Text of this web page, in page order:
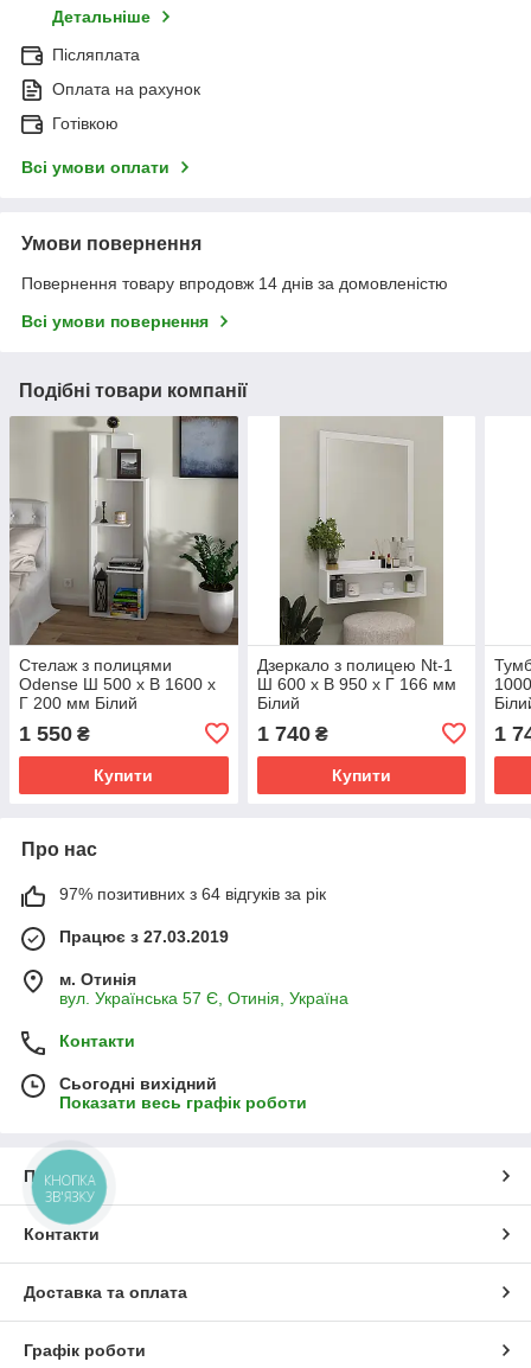
Детальніше
Післяплата
Оплата на рахунок
Готівкою
Всі умови оплати
Умови повернення
Повернення товару впродовж 14 днів за домовленістю
Всі умови повернення
Подібні товари компанії
Стелаж з полицями
Odense Ш 500 x В 1600 x
Г 200 мм Білий
1 550 ₴
Купити
Дзеркало з полицею Nt-1
Ш 600 x В 950 x Г 166 мм
Білий
1 740₴
Купити
1
Про нас
97% позитивних з 64 відгуків за рік
Працює з 27.03.2019
м. Отинія
вул. Українська 57 Є, Отинія, Україна
Контакти
Сьогодні вихідний
Показати весь графік роботи
Про нас
Контакти
Доставка та оплата
Графік роботи
КНОПКА
ЗВ'ЯЗКУ